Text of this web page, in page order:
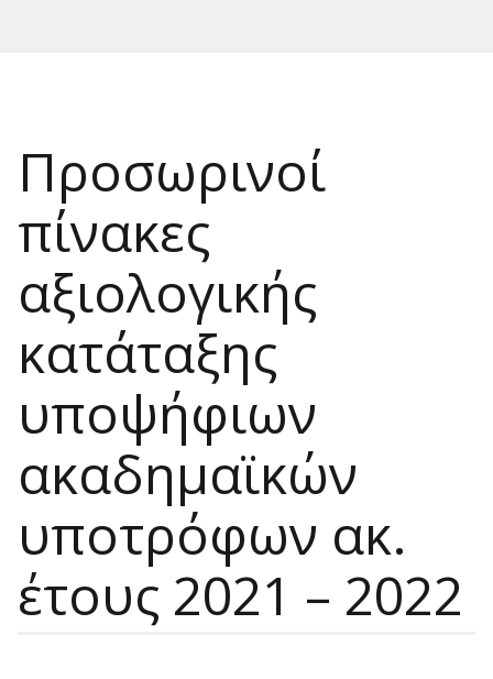
Προσωρινοί
πίνακες
αξιολογικής
κατάταξης
υποψήφιων
ακαδημαϊκών
υποτρόφων ακ.
έτους 2021 – 2022